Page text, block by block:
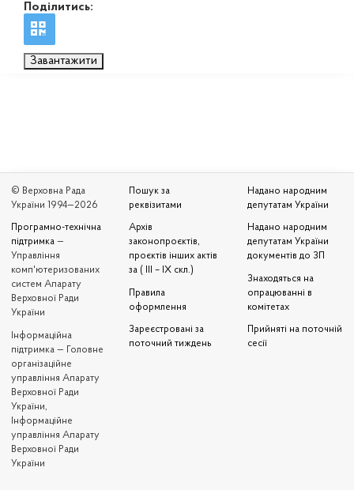
Поділитись:
Завантажити
© Верховна Рада
України 1994—2026
Програмно-технічна
підтримка —
Управління
комп'ютеризованих
систем Апарату
Верховної Ради
України
Iнформаційна
підтримка — Головне
організаційне
управління Апарату
Верховної Ради
України,
Інформаційне
управління Апарату
Верховної Ради
України
Пошук за
реквізитами
Архів
законопроєктів,
проєктів інших актів
за ( III – IX скл.)
Правила
оформлення
Зареєстровані за
поточний тиждень
Надано народним
депутатам України
Надано народним
депутатам України
документів до ЗП
Знаходяться на
опрацюванні в
комітетах
Прийняті на поточній
сесії